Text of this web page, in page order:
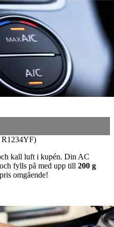
R1234YF)
kall luft i kupén. Din AC
fylls på med upp till 200 g
omgående!